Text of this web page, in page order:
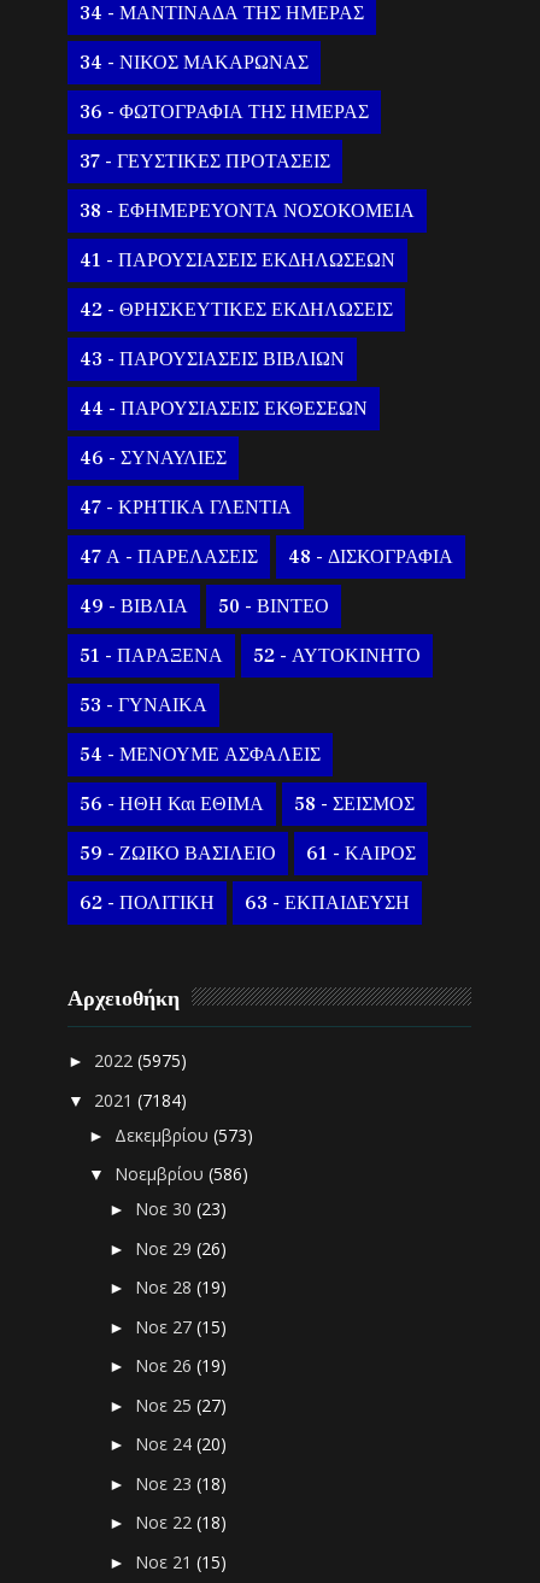
34 - ΜΑΝΤΙΝΑΔΑ ΤΗΣ ΗΜΕΡΑΣ
34 - ΝΙΚΟΣ ΜΑΚΑΡΩΝΑΣ
36 - ΦΩΤΟΓΡΑΦΙΑ ΤΗΣ ΗΜΕΡΑΣ
37 - ΓΕΥΣΤΙΚΕΣ ΠΡΟΤΑΣΕΙΣ
38 - ΕΦΗΜΕΡΕΥΟΝΤΑ ΝΟΣΟΚΟΜΕΙΑ
41 - ΠΑΡΟΥΣΙΑΣΕΙΣ ΕΚΔΗΛΩΣΕΩΝ
42 - ΘΡΗΣΚΕΥΤΙΚΕΣ ΕΚΔΗΛΩΣΕΙΣ
43 - ΠΑΡΟΥΣΙΑΣΕΙΣ ΒΙΒΛΙΩΝ
44 - ΠΑΡΟΥΣΙΑΣΕΙΣ ΕΚΘΕΣΕΩΝ
46 - ΣΥΝΑΥΛΙΕΣ
47 - ΚΡΗΤΙΚΑ ΓΛΕΝΤΙΑ
47 Α - ΠΑΡΕΛΑΣΕΙΣ 48 - ΔΙΣΚΟΓΡΑΦΙΑ
49 - ΒΙΒΛΙΑ 50 - ΒΙΝΤΕΟ
51 - ΠΑΡΑΞΕΝΑ 52 - ΑΥΤΟΚΙΝΗΤΟ
53 - ΓΥΝΑΙΚΑ
54 - ΜΕΝΟΥΜΕ ΑΣΦΑΛΕΙΣ
56 - ΗΘΗ Και ΕΘΙΜΑ 58 - ΣΕΙΣΜΟΣ
59 - ΖΩΙΚΟ ΒΑΣΙΛΕΙΟ 61 - ΚΑΙΡΟΣ
62 - ΠΟΛΙΤΙΚΗ 63 - ΕΚΠΑΙΔΕΥΣΗ
Αρχειοθήκη
► 2022(5975)
▼ 2021(7184)
► Δεκεμβρίου(573)
▼ Νοεμβρίου(586)
► Νοε 30(23)
► Νοε 29(26)
► Νοε 28(19)
► Νοε 27(15)
► Νοε 26(19)
► Νοε 25(27)
► Νοε 24(20)
► Νοε 23(18)
► Νοε 22(18)
► Νοε 21(15)